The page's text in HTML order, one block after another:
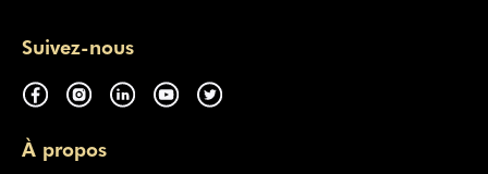
Suivez-nous
À propos